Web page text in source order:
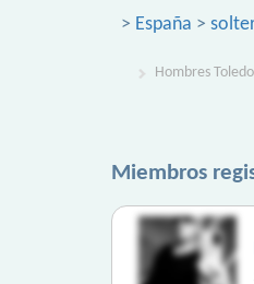
> España >
Hombres Toledo
Miembros